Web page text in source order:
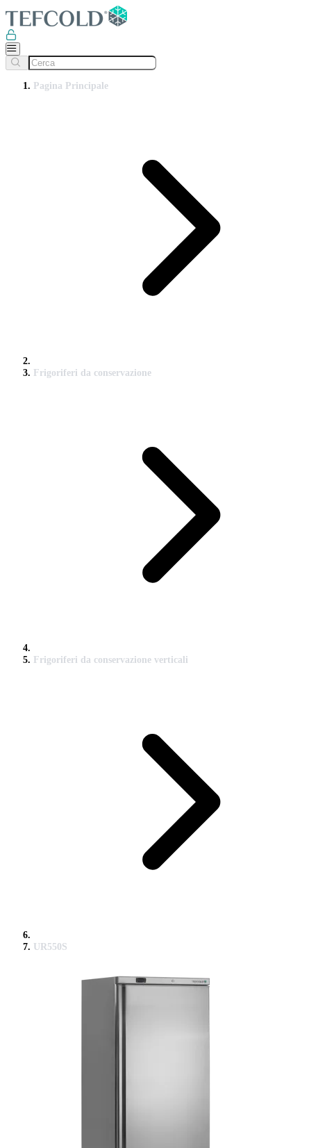
Pagina Principale
Frigoriferi da conservazione
Frigoriferi da conservazione verticali
UR550S